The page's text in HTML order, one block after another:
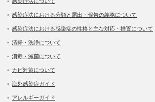
感染症法における分類と届出・報告の義務について
感染症法における感染症の性格と主な対応・措置について
清掃・洗浄について
消毒・滅菌について
カビ対策について
海外感染症ガイド
アレルギーガイド